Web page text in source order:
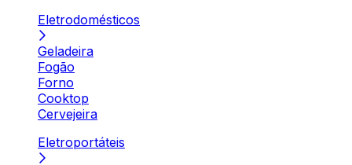
Eletrodomésticos
Geladeira
Fogão
Forno
Cooktop
Cervejeira
Eletroportáteis